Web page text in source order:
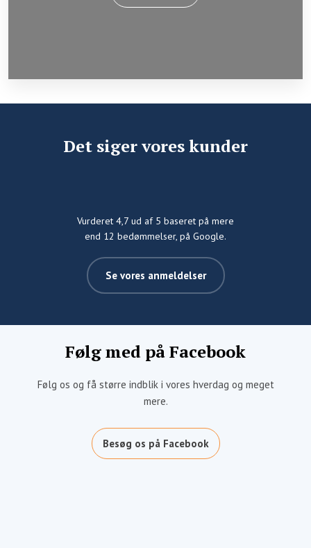
Det siger vores kunder
Vurderet 4,7 ud af 5 baseret på mere
​end ​12 bedømmelser, på Google.​
Se vores anmeldelser​
Følg med på Facebook
Følg os og få større indblik i vores hverdag og meget
mere.
Besøg os på Facebook​